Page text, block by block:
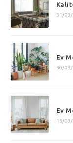
31/03/
Ev
30/03/
Ev
15/03/